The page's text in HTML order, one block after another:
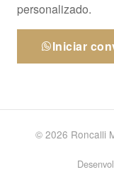
personalizado.
Iniciar
© 2026 Roncalli